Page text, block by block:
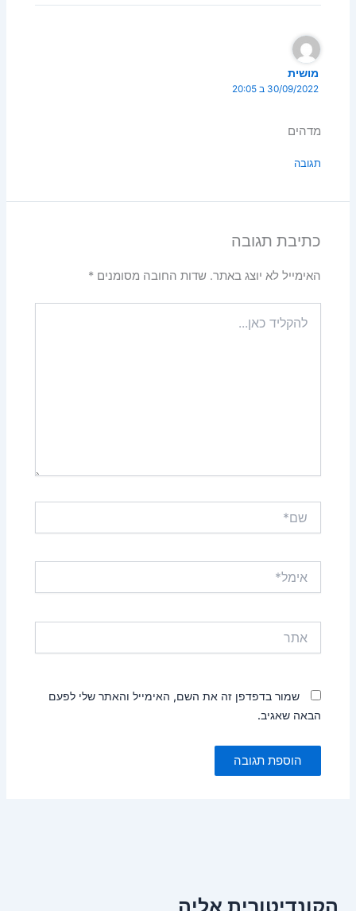
מושית
30/09/2022 ב 20:05
מדהים
תגובה
כתיבת תגובה
האימייל לא יוצג באתר. שדות החובה מסומנים*
כאן...
שמור בדפדפן זה את השם, האימייל והאתר שלי לפעם
הבאה שאגיב.
הקונדיטורית אליה